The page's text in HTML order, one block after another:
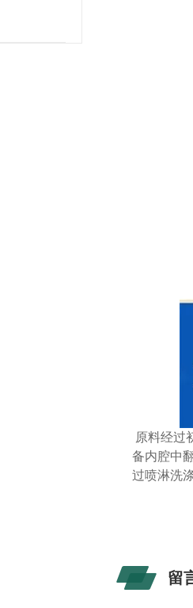
原料经过
备内腔中
过喷淋洗
留